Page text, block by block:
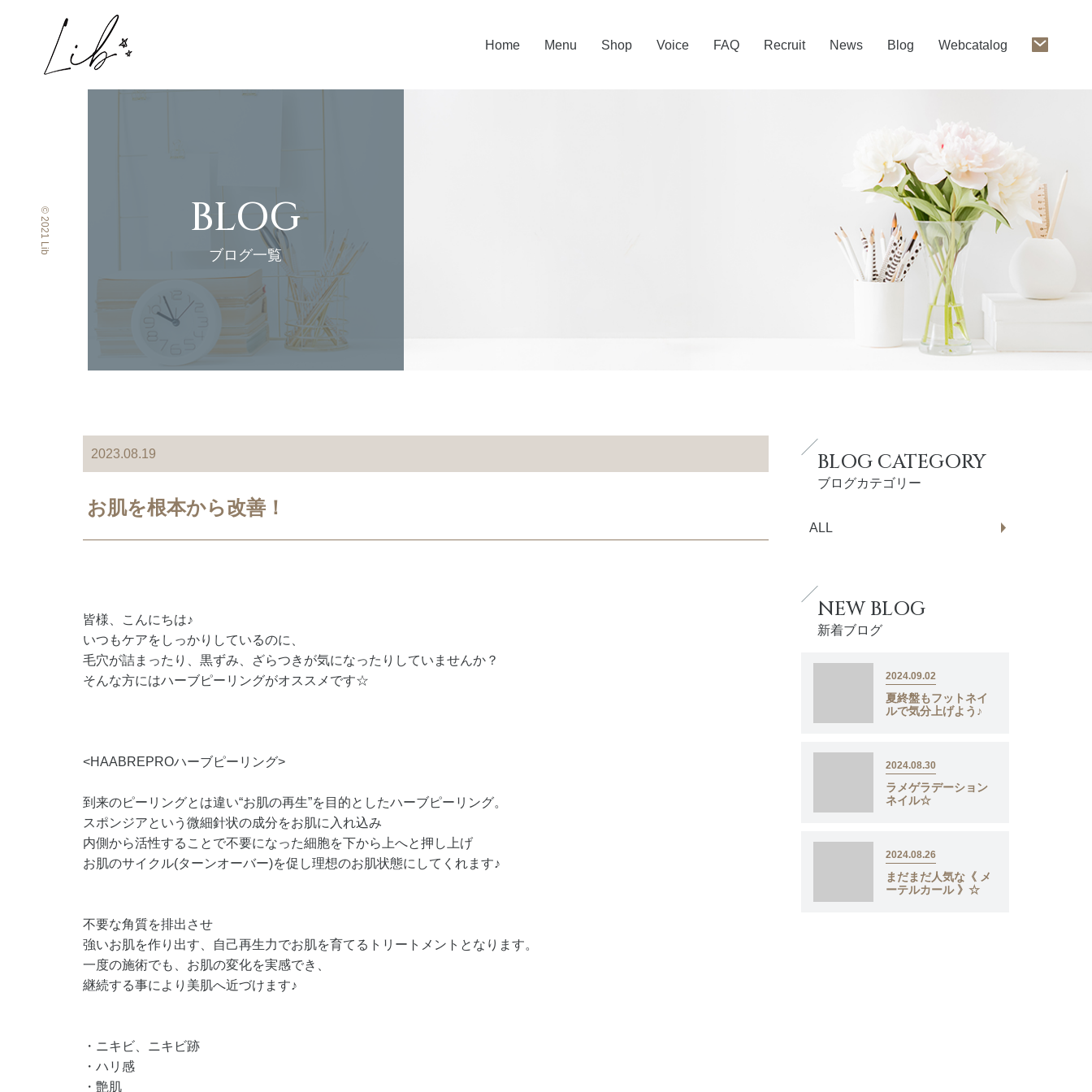
Home Menu Shop Voice FAQ Recruit News Blog Webcatalog
© 2021 Lib BLOG
ブログ一覧
2023.08.19
お肌を根本から改善！
皆様、こんにちは♪
いつもケアをしっかりしているのに、
毛穴が詰まったり、黒ずみ、ざらつきが気になったりしていませんか？
そんな方にはハーブピーリングがオススメです☆
<HAABREPROハーブピーリング>
到来のピーリングとは違い“お肌の再生”を目的としたハーブピーリング。
スポンジアという微細針状の成分をお肌に入れ込み
内側から活性することで不要になった細胞を下から上へと押し上げ
お肌のサイクル(ターンオーバー)を促し理想のお肌状態にしてくれます♪
不要な角質を排出させ
強いお肌を作り出す、自己再生力でお肌を育てるトリートメントとなります。
一度の施術でも、お肌の変化を実感でき、
継続する事により美肌へ近づけます♪
・ニキビ、ニキビ跡
・ハリ感
・艶肌
BLOG CATEGORY
ブログカテゴリー
ALL
NEW BLOG
新着ブログ
2024.09.02
夏終盤もフットネイ
ルで気分上げよう♪
2024.08.30
ラメゲラデーション
ネイル☆
2024.08.26
まだまだ人気な《 メ
ーテルカール 》☆